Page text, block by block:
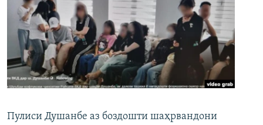
Пулиси Душанбе аз боздошти шаҳрвандони